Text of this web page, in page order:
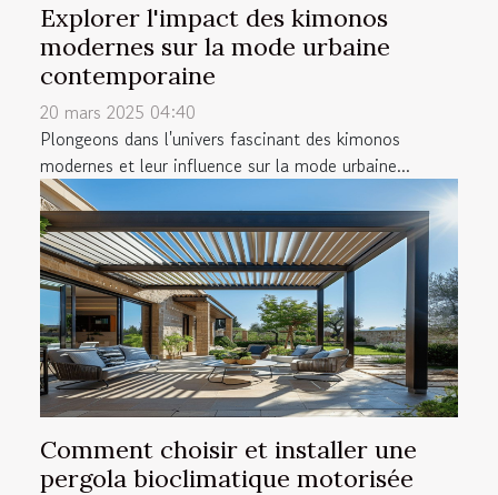
Explorer l'impact des kimonos
modernes sur la mode urbaine
contemporaine
20 mars 2025 04:40
Plongeons dans l'univers fascinant des kimonos
modernes et leur influence sur la mode urbaine...
Comment choisir et installer une
pergola bioclimatique motorisée